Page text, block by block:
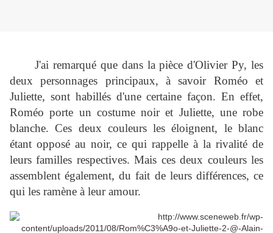
J'ai remarqué que dans la pièce d'Olivier Py, les
deux personnages principaux, à savoir Roméo et
Juliette, sont habillés d'une certaine façon. En effet,
Roméo porte un costume noir et Juliette, une robe
blanche. Ces deux couleurs les éloignent, le blanc
étant opposé au noir, ce qui rappelle à la rivalité de
leurs familles respectives. Mais ces deux couleurs les
assemblent également, du fait de leurs différences, ce
qui les ramène à leur amour.